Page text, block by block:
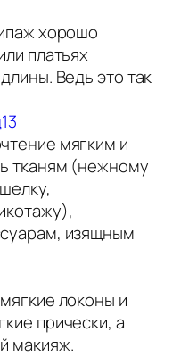
хорошо
платьях
Ведь это так
мягким и
тканям (нежному
изящным
локоны и
прически, а
макияж.